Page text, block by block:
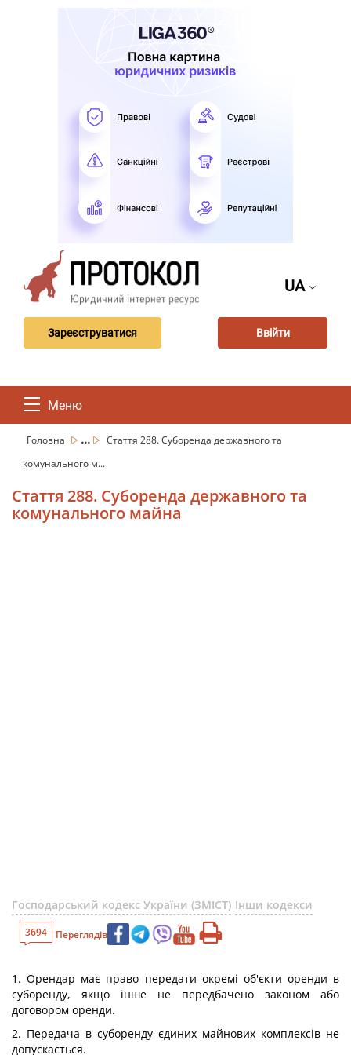
UA
Зареєструватися Ввійти
Меню
Головна ...
Стаття 288. Суборенда державного та
комунального м...
Стаття 288. Суборенда державного та
комунального майна
Господарський кодекс України (ЗМІСТ) Інши кодекси
3694 Переглядів
1. Орендар має право передати окремі об'єкти оренди в
суборенду, якщо інше не передбачено законом або
договором оренди.
2. Передача в суборенду єдиних майнових комплексів не
допускається.